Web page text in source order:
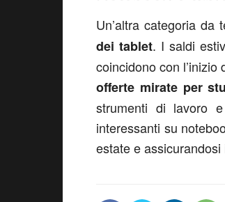
Un’altra categoria da
dei tablet. I saldi
coincidono con
offerte mirate per
strumenti di lavoro
interessanti su
estate e